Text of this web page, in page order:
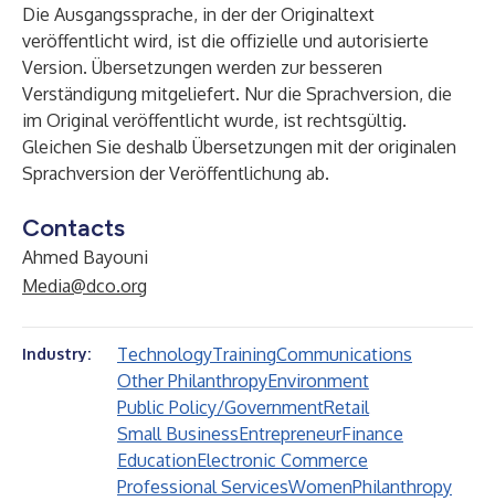
Die Ausgangssprache, in der der Originaltext
veröffentlicht wird, ist die offizielle und autorisierte
Version. Übersetzungen werden zur besseren
Verständigung mitgeliefert. Nur die Sprachversion, die
im Original veröffentlicht wurde, ist rechtsgültig.
Gleichen Sie deshalb Übersetzungen mit der originalen
Sprachversion der Veröffentlichung ab.
Contacts
Ahmed Bayouni
Media@dco.org
Industry: TechnologyTrainingCommunications
Other PhilanthropyEnvironment
Public Policy/GovernmentRetail
Small BusinessEntrepreneurFinance
EducationElectronic Commerce
Professional ServicesWomenPhilanthropy